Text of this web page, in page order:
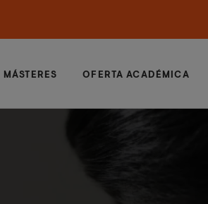
MÁSTERES OFERTA ACADÉMICA